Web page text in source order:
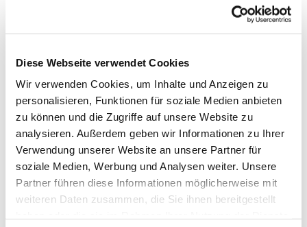
Diese Webseite verwendet Cookies
Wir verwenden Cookies, um Inhalte und Anzeigen zu
personalisieren, Funktionen für soziale Medien anbieten
zu können und die Zugriffe auf unsere Website zu
analysieren. Außerdem geben wir Informationen zu Ihrer
Verwendung unserer Website an unsere Partner für
soziale Medien, Werbung und Analysen weiter. Unsere
Partner führen diese Informationen möglicherweise mit
weiteren Daten zusammen, die Sie ihnen bereitgestellt